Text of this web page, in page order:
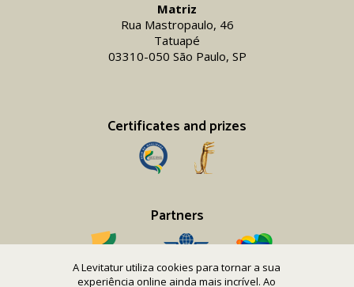
A Levitatur utiliza cookies para tornar a sua
experiência online ainda mais incrível. Ao
Matriz
Rua Mastropaulo, 46
Tatuapé
03310-050 São Paulo, SP
Certificates and prizes
Partners